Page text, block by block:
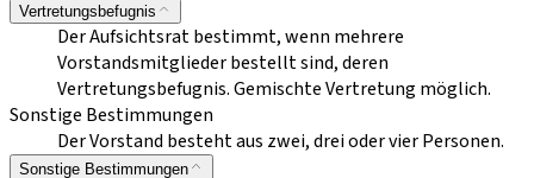
Vertretungsbefugnis
Der Aufsichtsrat bestimmt, wenn mehrere
Vorstandsmitglieder bestellt sind, deren
Vertretungsbefugnis. Gemischte Vertretung möglich.
Sonstige Bestimmungen
Der Vorstand besteht aus zwei, drei oder vier Personen.
Sonstige Bestimmungen